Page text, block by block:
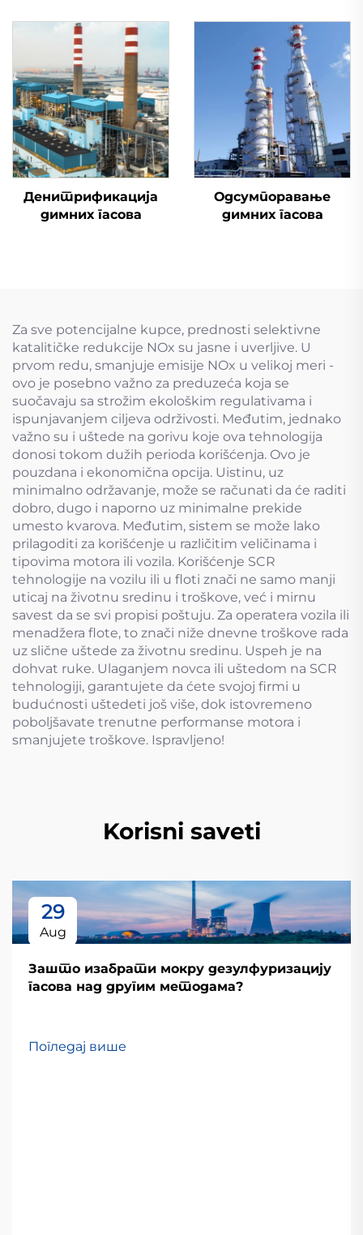
Денитрификација
димних гасова
Одсумпоравање
димних гасова
Za sve potencijalne kupce, prednosti selektivne
katalitičke redukcije NOx su jasne i uverljive. U
prvom redu, smanjuje emisije NOx u velikoj meri -
ovo je posebno važno za preduzeća koja se
suočavaju sa strožim ekološkim regulativama i
ispunjavanjem ciljeva održivosti. Međutim, jednako
važno su i uštede na gorivu koje ova tehnologija
donosi tokom dužih perioda korišćenja. Ovo je
pouzdana i ekonomična opcija. Uistinu, uz
minimalno održavanje, može se računati da će raditi
dobro, dugo i naporno uz minimalne prekide
umesto kvarova. Međutim, sistem se može lako
prilagoditi za korišćenje u različitim veličinama i
tipovima motora ili vozila. Korišćenje SCR
tehnologije na vozilu ili u floti znači ne samo manji
uticaj na životnu sredinu i troškove, već i mirnu
savest da se svi propisi poštuju. Za operatera vozila ili
menadžera flote, to znači niže dnevne troškove rada
uz slične uštede za životnu sredinu. Uspeh je na
dohvat ruke. Ulaganjem novca ili uštedom na SCR
tehnologiji, garantujete da ćete svojoj firmi u
budućnosti uštedeti još više, dok istovremeno
poboljšavate trenutne performanse motora i
smanjujete troškove. Ispravljeno!
Korisni saveti
29
Aug
Зашто изабрати мокру дезулфуризацију
гасова над другим методама?
Погледај више